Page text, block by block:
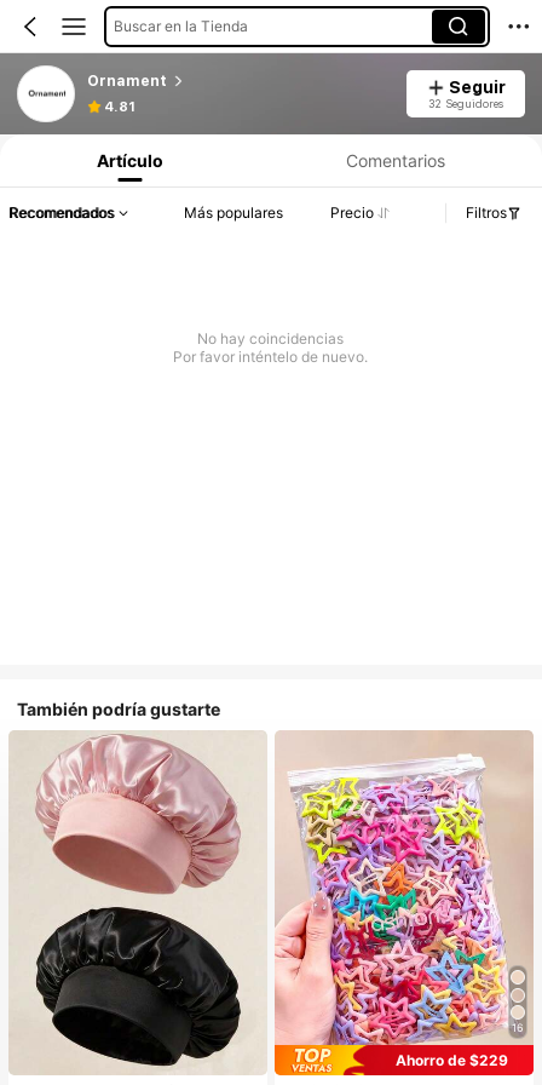
Buscar en la Tienda
Ornament
4.81
Seguir
32 Seguidores
Artículo Comentarios
Recomendados Más populares Precio Filtros
No hay coincidencias
Por favor inténtelo de nuevo.
También podría gustarte
#1 Más vendidos
en Multicolor Gorros para el pelo para mujer
Establecido hace 1 año
16
Ahorro de $229
#1 Más vendidos
en Aleación De Hierro Accesorios para el cabello d
¡Casi agotado!